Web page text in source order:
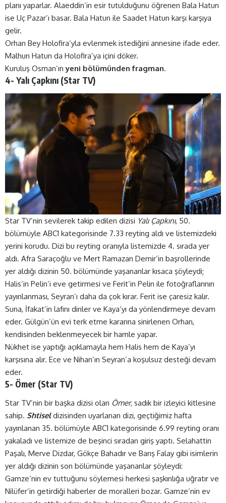
planı yaparlar. Alaeddin’in esir tutulduğunu öğrenen Bala Hatun
ise Uç Pazar’ı basar. Bala Hatun ile Saadet Hatun karşı karşıya
gelir.
Orhan Bey Holofira’yla evlenmek istediğini annesine ifade eder.
Malhun Hatun da Holofira’ya içini döker.
Kuruluş Osman’ınyeni bölümünden fragman.
4- Yalı Çapkını (Star TV)
Star TV’nin sevilerek takip edilen dizisi Yalı Çapkını, 50.
bölümüyle ABC1 kategorisinde 7.33 reyting aldı ve listemizdeki
yerini korudu. Dizi bu reyting oranıyla listemizde 4. sırada yer
aldı. Afra Saraçoğlu ve Mert Ramazan Demir’in başrollerinde
yer aldığı dizinin 50. bölümünde yaşananlar kısaca şöyleydi;
Halis’in Pelin’i eve getirmesi ve Ferit’in Pelin ile fotoğraflarının
yayınlanması, Seyran’ı daha da çok kırar. Ferit ise çaresiz kalır.
Suna, İfakat’in lafını dinler ve Kaya’yı da yönlendirmeye devam
eder. Gülgün’ün evi terk etme kararına sinirlenen Orhan,
kendisinden beklenmeyecek bir hamle yapar.
Nükhet ise yaptığı açıklamayla hem Halis hem de Kaya’yı
karşısına alır. Ece ve Nihan’ın Seyran’a koşulsuz desteği devam
eder.
5- Ömer (Star TV)
Star TV’nin bir başka dizisi olan Ömer, sadık bir izleyici kitlesine
sahip. Shtiseldizisinden uyarlanan dizi, geçtiğimiz hafta
yayınlanan 35. bölümüyle ABC1 kategorisinde 6.99 reyting oranı
yakaladı ve listemize de beşinci sıradan giriş yaptı. Selahattin
Paşalı, Merve Dizdar, Gökçe Bahadır ve Barış Falay gibi isimlerin
yer aldığı dizinin son bölümünde yaşananlar şöyleydi:
Gamze’nin ev tuttuğunu söylemesi herkesi şaşkınlığa uğratır ve
Nilüfer’in getirdiği haberler de moralleri bozar. Gamze’nin ev